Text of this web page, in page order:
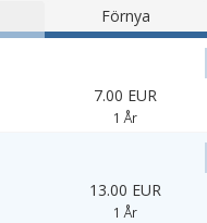
Förnya
7.00 EUR
1 År
13.00 EUR
1 År